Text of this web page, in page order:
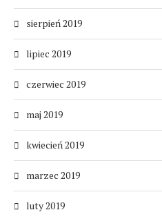
sierpień 2019
lipiec 2019
czerwiec 2019
maj 2019
kwiecień 2019
marzec 2019
luty 2019